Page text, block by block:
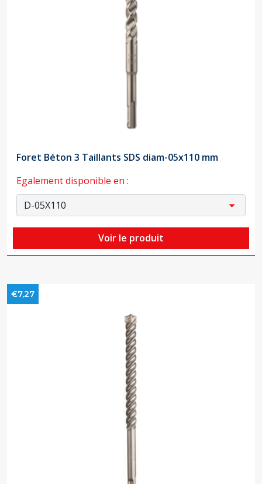
Foret Béton 3 Taillants SDS diam-05x110 mm
Egalement disponible en :
Voir le produit
€7,27